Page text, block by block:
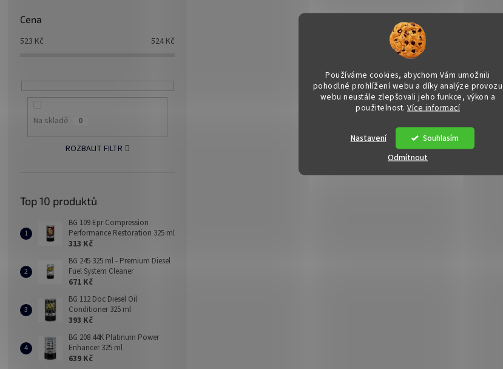
Používáme cookies, abychom Vám umožnili
pohodlné prohlížení webu a díky analýze provozu
webu neustále zlepšovali jeho funkce, výkon a
použitelnost. Více informací
Souhlasím
Nastavení
Odmítnout
Cena
523 Kč 524 Kč
Na skladě 0
ROZBALIT FILTR
Top 10 produktů
BG 109 Epr Compression
Performance Restoration 325 ml
313 Kč
BG 245 325 ml - Premium Diesel
Fuel System Cleaner
671 Kč
BG 112 Doc Diesel Oil
Conditioner 325 ml
393 Kč
BG 208 44K Platinum Power
Enhancer 325 ml
639 Kč
u